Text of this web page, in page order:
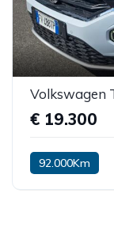
€ 19.300
92.000Km